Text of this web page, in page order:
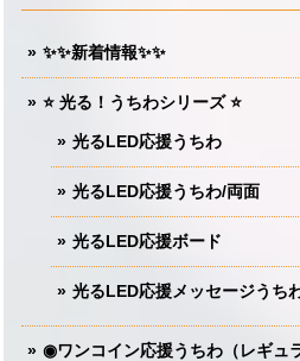
✨✨新着情報✨✨
⭐️ 光る！うちわシリーズ ⭐️
光るLED応援うちわ
光るLED応援うちわ/両面
光るLED応援ボード
光るLED応援メッセージうち
◉ワンコイン応援うちわ（レギュ